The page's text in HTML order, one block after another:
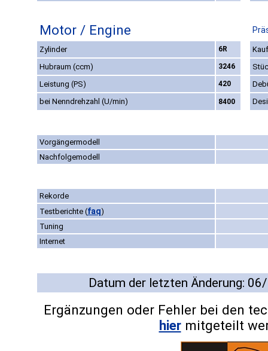
Motor / Engine
Zylinder 6R
Hubraum (ccm)
3246
Leistung (PS)
420
bei Nenndrehzahl (U/min)
8400
Vorgängermodell
Nachfolgemodell
Rekorde
Testberichte (faq)
Tuning
Internet
Datum der letzten Änderung:
Ergänzungen oder Fehler bei den
hiermitgeteilt